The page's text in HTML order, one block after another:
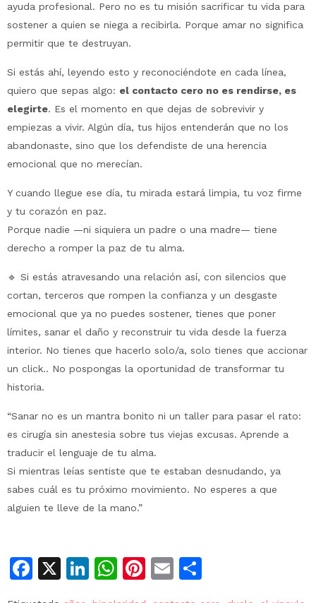
ayuda profesional. Pero no es tu misión sacrificar tu vida para
sostener a quien se niega a recibirla. Porque amar no significa
permitir que te destruyan.
Si estás ahí, leyendo esto y reconociéndote en cada línea,
quiero que sepas algo: el contacto cero no es rendirse, es
elegirte. Es el momento en que dejas de sobrevivir y
empiezas a vivir. Algún día, tus hijos entenderán que no los
abandonaste, sino que los defendiste de una herencia
emocional que no merecían.
Y cuando llegue ese día, tu mirada estará limpia, tu voz firme
y tu corazón en paz.
Porque nadie —ni siquiera un padre o una madre— tiene
derecho a romper la paz de tu alma.
🔹 Si estás atravesando una relación así, con silencios que
cortan, terceros que rompen la confianza y un desgaste
emocional que ya no puedes sostener, tienes que poner
límites, sanar el daño y reconstruir tu vida desde la fuerza
interior. No tienes que hacerlo solo/a, solo tienes que accionar
un click.. No pospongas la oportunidad de transformar tu
historia.
“Sanar no es un mantra bonito ni un taller para pasar el rato:
es cirugía sin anestesia sobre tus viejas excusas. Aprende a
traducir el lenguaje de tu alma.
Si mientras leías sentiste que te estaban desnudando, ya
sabes cuál es tu próximo movimiento. No esperes a que
alguien te lleve de la mano.”
Facebook
X LinkedIn
WhatsApp
Pinterest
Email